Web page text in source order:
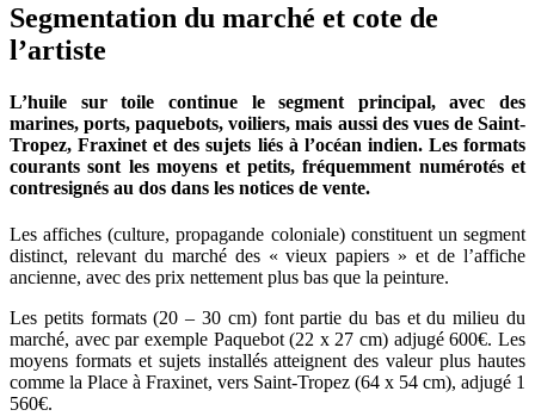
Segmentation du marché et cote de
l’artiste
L’huile sur toile continue le segment principal, avec des
marines, ports, paquebots, voiliers, mais aussi des vues de Saint-
Tropez, Fraxinet et des sujets liés à l’océan indien. Les formats
courants sont les moyens et petits, fréquemment numérotés et
contresignés au dos dans les notices de vente.
Les affiches (culture, propagande coloniale) constituent un segment
distinct, relevant du marché des « vieux papiers » et de l’affiche
ancienne, avec des prix nettement plus bas que la peinture.
Les petits formats (20 – 30 cm) font partie du bas et du milieu du
marché, avec par exemple Paquebot (22 x 27 cm) adjugé 600€. Les
moyens formats et sujets installés atteignent des valeur plus hautes
comme la Place à Fraxinet, vers Saint-Tropez (64 x 54 cm), adjugé 1
560€.